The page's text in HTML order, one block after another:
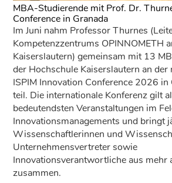
MBA-Studierende mit Prof. Dr.
Conference in Granada
Im Juni nahm Professor Thurnes
Kompetenzzentrums OPINNOMETH
Kaiserslautern) gemeinsam mit 13
der Hochschule Kaiserslautern an
ISPIM Innovation Conference 2026 in
teil. Die internationale Konferenz gilt
bedeutendsten Veranstaltungen im
Innovationsmanagements und bringt
Wissenschaftlerinnen und
Unternehmensvertreter sowie
Innovationsverantwortliche aus mehr
zusammen.